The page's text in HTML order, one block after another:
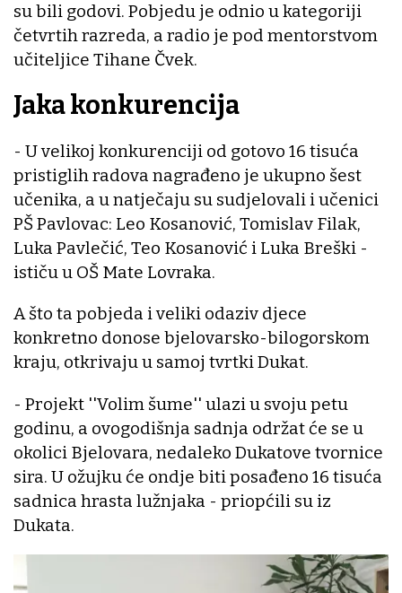
su bili godovi. Pobjedu je odnio u kategoriji
četvrtih razreda, a radio je pod mentorstvom
učiteljice Tihane Čvek.
Jaka konkurencija
- U velikoj konkurenciji od gotovo 16 tisuća
pristiglih radova nagrađeno je ukupno šest
učenika, a u natječaju su sudjelovali i učenici
PŠ Pavlovac: Leo Kosanović, Tomislav Filak,
Luka Pavlečić, Teo Kosanović i Luka Breški -
ističu u OŠ Mate Lovraka.
A što ta pobjeda i veliki odaziv djece
konkretno donose bjelovarsko-bilogorskom
kraju, otkrivaju u samoj tvrtki Dukat.
- Projekt ''Volim šume'' ulazi u svoju petu
godinu, a ovogodišnja sadnja održat će se u
okolici Bjelovara, nedaleko Dukatove tvornice
sira. U ožujku će ondje biti posađeno 16 tisuća
sadnica hrasta lužnjaka - priopćili su iz
Dukata.